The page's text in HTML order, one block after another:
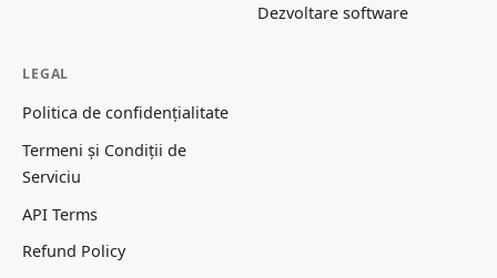
Dezvoltare software
LEGAL
Politica de confidențialitate
Termeni și Condiții de
Serviciu
API Terms
Refund Policy